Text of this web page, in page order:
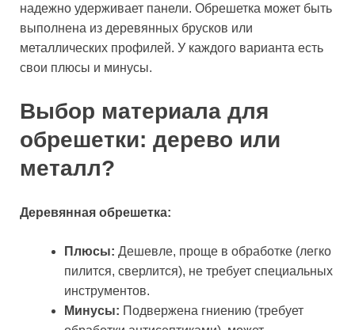
надежно удерживает панели. Обрешетка может быть
выполнена из деревянных брусков или
металлических профилей. У каждого варианта есть
свои плюсы и минусы.
Выбор материала для
обрешетки: дерево или
металл?
Деревянная обрешетка:
Плюсы: Дешевле, проще в обработке (легко
пилится, сверлится), не требует специальных
инструментов.
Минусы: Подвержена гниению (требует